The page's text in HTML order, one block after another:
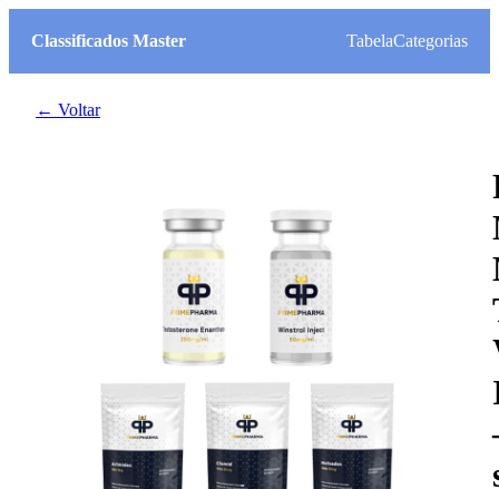
Classificados Master TabelaCategorias
← Voltar